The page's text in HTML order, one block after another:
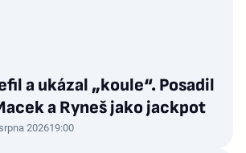
a ukázal „koule“. Posadil
a Ryneš jako jackpot
202619:00